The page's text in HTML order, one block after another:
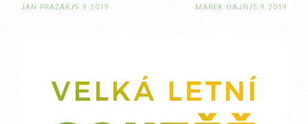
MAREK HAJN /5.9.2019
JAN PRAŽÁK/5.9.2019